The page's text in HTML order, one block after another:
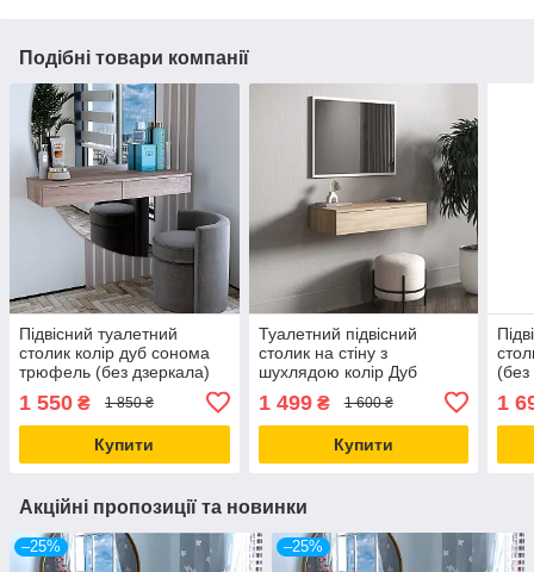
Подібні товари компанії
Підвісний туалетний
столик колір дуб сонома
трюфель (без дзеркала)
1 550 ₴ 1 850 ₴
Купити
Туалетний підвісний
столик на стіну з
шухлядою колір Дуб
1 499₴ 1 600 ₴
Купити
(без
1
Акційні пропозиції та новинки
–25% –25%